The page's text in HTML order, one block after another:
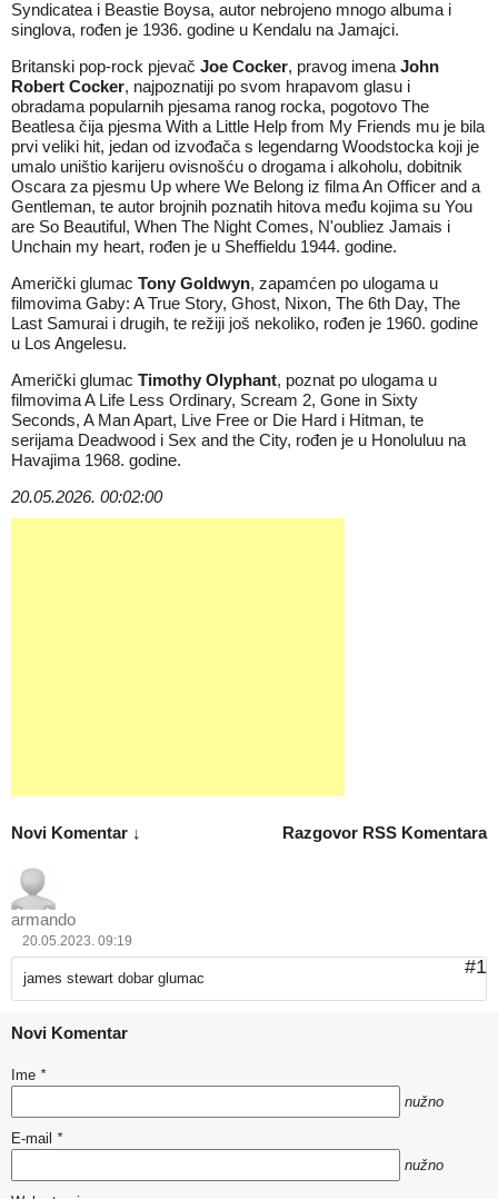
Syndicatea i Beastie Boysa, autor nebrojeno mnogo albuma i
singlova, rođen je 1936. godine u Kendalu na Jamajci.
Britanski pop-rock pjevač Joe Cocker, pravog imena John
Robert Cocker, najpoznatiji po svom hrapavom glasu i
obradama popularnih pjesama ranog rocka, pogotovo The
Beatlesa čija pjesma With a Little Help from My Friends mu je bila
prvi veliki hit, jedan od izvođača s legendarng Woodstocka koji je
umalo uništio karijeru ovisnošću o drogama i alkoholu, dobitnik
Oscara za pjesmu Up where We Belong iz filma An Officer and a
Gentleman, te autor brojnih poznatih hitova među kojima su You
are So Beautiful, When The Night Comes, N'oubliez Jamais i
Unchain my heart, rođen je u Sheffieldu 1944. godine.
Američki glumac Tony Goldwyn, zapamćen po ulogama u
filmovima Gaby: A True Story, Ghost, Nixon, The 6th Day, The
Last Samurai i drugih, te režiji još nekoliko, rođen je 1960. godine
u Los Angelesu.
Američki glumac Timothy Olyphant, poznat po ulogama u
filmovima A Life Less Ordinary, Scream 2, Gone in Sixty
Seconds, A Man Apart, Live Free or Die Hard i Hitman, te
serijama Deadwood i Sex and the City, rođen je u Honoluluu na
Havajima 1968. godine.
20.05.2026. 00:02:00
Razgovor RSS Komentara
Novi Komentar ↓
armando
20.05.2023. 09:19
#1
james stewart dobar glumac
Novi Komentar
Ime *
nužno
E-mail *
nužno